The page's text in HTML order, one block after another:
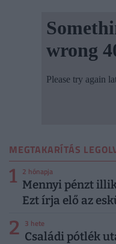
MEGTAKARÍTÁS
1 2 hónapja
Mennyi pénzt
Ezt írja elő az
2 3 hete
Családi pótlék